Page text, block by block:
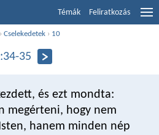
Témák Feliratkozás
›Cselekedetek › 10
35
és ezt mondta:
megérteni, hogy nem
hanem minden nép